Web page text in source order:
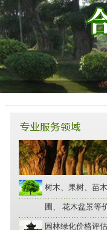
树木、果树、苗
圃、 花木盆景等
园林绿化价格评估